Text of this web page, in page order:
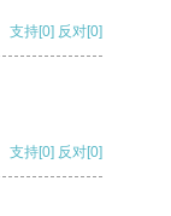
支持[0] 反对[0]
支持[0] 反对[0]